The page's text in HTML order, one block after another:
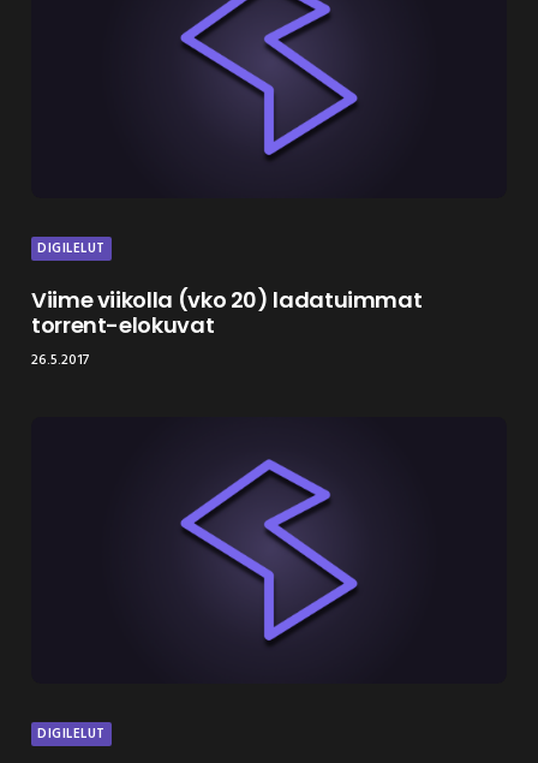
DIGILELUT
Viime viikolla (vko 20) ladatuimmat
torrent-elokuvat
26.5.2017
DIGILELUT